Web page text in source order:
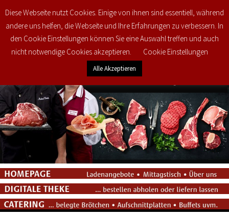
€0,00 0
Diese Webseite nutzt Cookies. Einige von ihnen sind essentiell, während
andere uns helfen, die Webseite und Ihre Erfahrungen zu verbessern. In
den Cookie Einstellungen können Sie eine Auswahl treffen und auch
nicht notwendige Cookies akzeptieren.
Cookie Einstellungen
Alle Akzeptieren